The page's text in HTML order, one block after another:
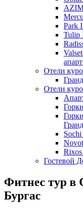
Park
Tulip
Отели
Отели
Гостевой
Фитнес тур в
Бургас